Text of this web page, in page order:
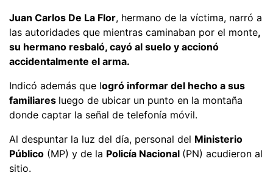
Juan Carlos De La Flor, hermano de la víctima, narró a
las autoridades que mientras caminaban por el monte,
su hermano resbaló, cayó al suelo y accionó
accidentalmente el arma.
Indicó además que logró informar del hecho a sus
familiares luego de ubicar un punto en la montaña
donde captar la señal de telefonía móvil.
Al despuntar la luz del día, personal del Ministerio
Público (MP) y de la Policía Nacional (PN) acudieron al
sitio.